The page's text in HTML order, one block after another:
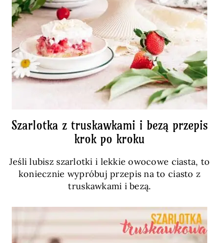
Szarlotka z truskawkami i bezą przepis
krok po kroku
Jeśli lubisz szarlotki i lekkie owocowe ciasta, to
koniecznie wypróbuj przepis na to ciasto z
truskawkami i bezą.